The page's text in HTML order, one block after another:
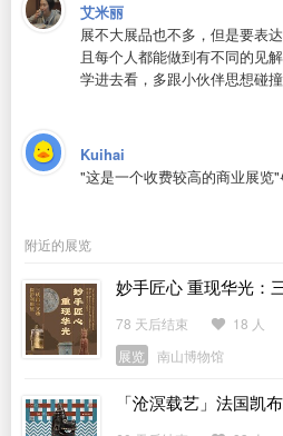
艾米丽
展不大展品也不多，但是要表
且每个人都能做到有不同的见
学进去看，多跟小伙伴思想碰
Kuihai
"这是一个收费较高的商业展览
附近的展览
妙手匠心 重现华光：
78 天后结束 18 人
展览
南山博物馆
「沧溟载艺」法国凯
展